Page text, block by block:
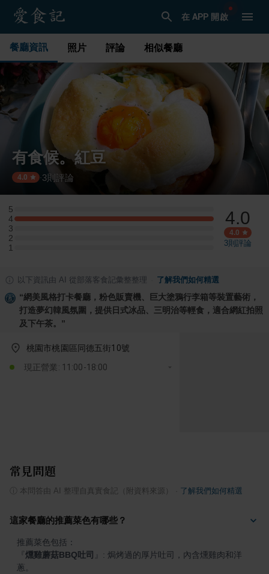
在 APP 開啟
餐廳資訊 照片 評論 相似餐廳
有食候。紅豆
4.0 ·3則評論
5
5 星：0 則評論
4
4 星：1 則評論
3
3 星：0 則評論
2
2 星：0 則評論
1
1 星：0 則評論
4.0
4.0
3則評論
以下資訊由 AI 從部落客食記彙整整理 了解我們如何精選
“網美風格打卡餐廳，粉色販賣機、巨大塗鴉行李箱等裝置藝術，
打造夢幻韓風氛圍，提供日式冰品、三明治等輕食，適合網紅拍照
及下午茶。 ”
桃園市桃園區同德五街10號
現正營業: 11:00-18:00
常見問題
本問答由 AI 整理自真實食記（附資料來源） 了解我們如何精選
這家餐廳的推薦菜色有哪些？
燻雞蘑菇BBQ吐司
: 焗烤過的厚片吐司，內含燻雞肉和洋